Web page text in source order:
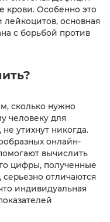
крови. Особенно это
лейкоцитов, основная
с борьбой против
сколько нужно
человеку для
утихнут никогда.
онлайн-
вычислить
цифры, полученные
отличаются
индивидуальная